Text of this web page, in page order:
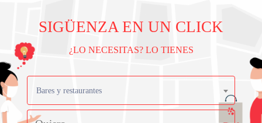
SIGÜENZA EN UN CLICK
¿LO NECESITAS? LO TIENES
Bares y restaurantes